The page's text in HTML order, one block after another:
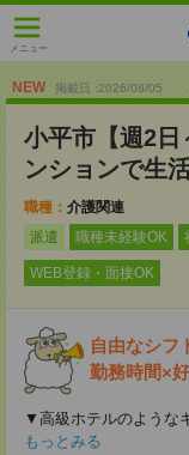
メニュー
NEW 掲載日 :2026/08/05
小平市【週2日
ンションで生
職種： 介護関連
派遣
職種未経験OK
WEB登録・面接OK
自由なシフ
勤務時間×
▼高級ホテルのような
もっとみる